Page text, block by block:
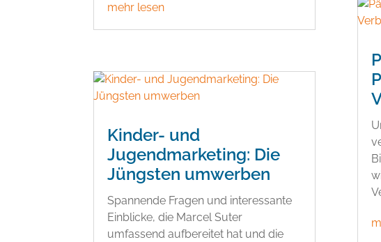
mehr lesen
Kinder- und
Jugendmarketing: Die
Jüngsten umwerben
Spannende Fragen und interessante
Einblicke, die Marcel Suter
umfassend aufbereitet hat und die